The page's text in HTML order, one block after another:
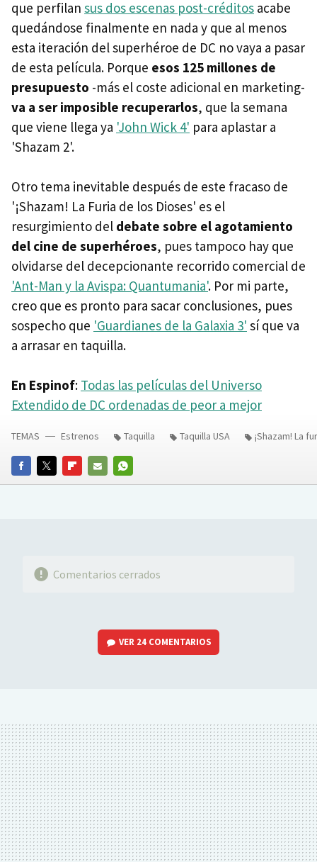
que perfilan sus dos escenas post-créditos acabe
quedándose finalmente en nada y que al menos
esta iteración del superhéroe de DC no vaya a pasar
de esta película. Porque esos 125 millones de
presupuesto -más el coste adicional en marketing-
va a ser imposible recuperarlos, que la semana
que viene llega ya 'John Wick 4' para aplastar a
'Shazam 2'.
Otro tema inevitable después de este fracaso de
'¡Shazam! La Furia de los Dioses' es el
resurgimiento del debate sobre el agotamiento
del cine de superhéroes, pues tampoco hay que
olvidarse del decepcionante recorrido comercial de
'Ant-Man y la Avispa: Quantumania'. Por mi parte,
creo que es pronto para sacar conclusiones, pues
sospecho que 'Guardianes de la Galaxia 3' sí que va
a arrasar en taquilla.
En Espinof: Todas las películas del Universo
Extendido de DC ordenadas de peor a mejor
FACEBOOKTWITTERFLIPBOARD
E-
WHATSAPP
TEMAS Estrenos Taquilla Taquilla USA ¡Shazam! La
Comentarios cerrados
VER 24 COMENTARIOS